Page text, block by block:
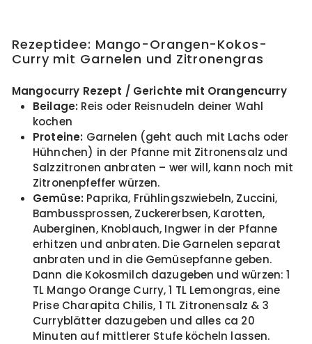
Rezeptidee: Mango-Orangen-Kokos-
Curry mit Garnelen und Zitronengras
Mangocurry Rezept / Gerichte mit Orangencurry
Beilage: Reis oder Reisnudeln deiner Wahl
kochen
Proteine: Garnelen (geht auch mit Lachs oder
Hühnchen) in der Pfanne mit Zitronensalz und
Salzzitronen anbraten – wer will, kann noch mit
Zitronenpfeffer würzen.
Gemüse: Paprika, Frühlingszwiebeln, Zuccini,
Bambussprossen, Zuckererbsen, Karotten,
Auberginen, Knoblauch, Ingwer in der Pfanne
erhitzen und anbraten. Die Garnelen separat
anbraten und in die Gemüsepfanne geben.
Dann die Kokosmilch dazugeben und würzen: 1
TL Mango Orange Curry, 1 TL Lemongras, eine
Prise Charapita Chilis, 1 TL Zitronensalz & 3
Curryblätter dazugeben und alles ca 20
Minuten auf mittlerer Stufe köcheln lassen.